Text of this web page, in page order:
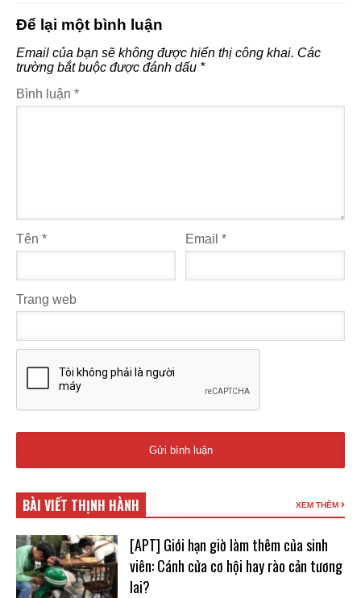
Để lại một bình luận
Email của bạn sẽ không được hiển thị công khai. Các
trường bắt buộc được đánh dấu *
Bình luận *
Tên * Email*
Trang web
BÀI VIẾT THỊNH HÀNH XEM THÊM
[APT] Giới hạn giờ làm thêm của sinh
viên: Cánh cửa cơ hội hay rào cản tương
lai?